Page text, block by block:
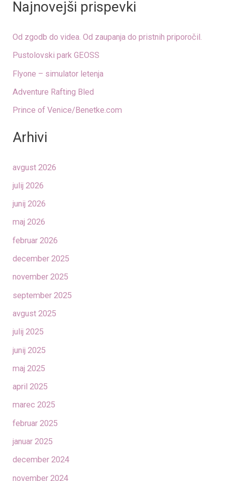
Najnovejši prispevki
Od zgodb do videa. Od zaupanja do pristnih priporočil.
Pustolovski park GEOSS
Flyone – simulator letenja
Adventure Rafting Bled
Prince of Venice/Benetke.com
Arhivi
avgust 2026
julij 2026
junij 2026
maj 2026
februar 2026
december 2025
november 2025
september 2025
avgust 2025
julij 2025
junij 2025
maj 2025
april 2025
marec 2025
februar 2025
januar 2025
december 2024
november 2024